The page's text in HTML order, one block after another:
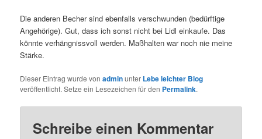
Die anderen Becher sind ebenfalls verschwunden (bedürftige
Angehörige). Gut, dass ich sonst nicht bei Lidl einkaufe. Das
könnte verhängnissvoll werden. Maßhalten war noch nie meine
Stärke.
Dieser Eintrag wurde vonadminunter Lebe leichter Blog
veröffentlicht. Setze ein Lesezeichen für den Permalink.
Schreibe einen Kommentar